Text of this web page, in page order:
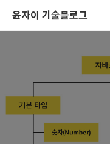
윤자이 기술블로그